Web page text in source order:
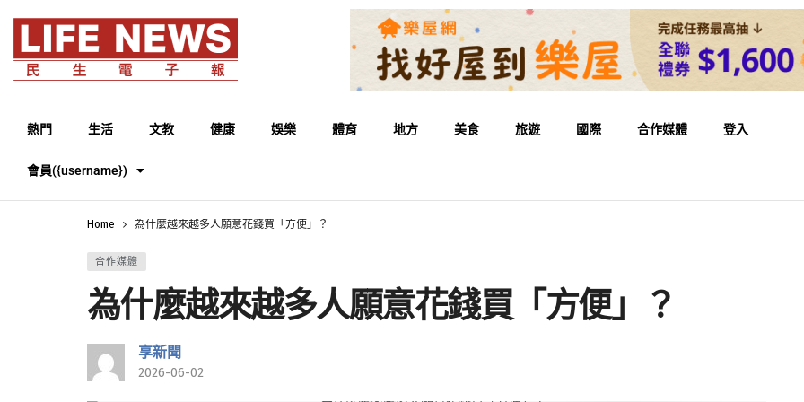
熱門 生活 文教 健康 娛樂 體育 地方 美食 旅遊 國際 合作媒體 登入
會員({username})
Home 為什麼越來越多人願意花錢買「方便」？
合作媒體
為什麼越來越多人願意花錢買「方便」？
享新聞
2026-06-02